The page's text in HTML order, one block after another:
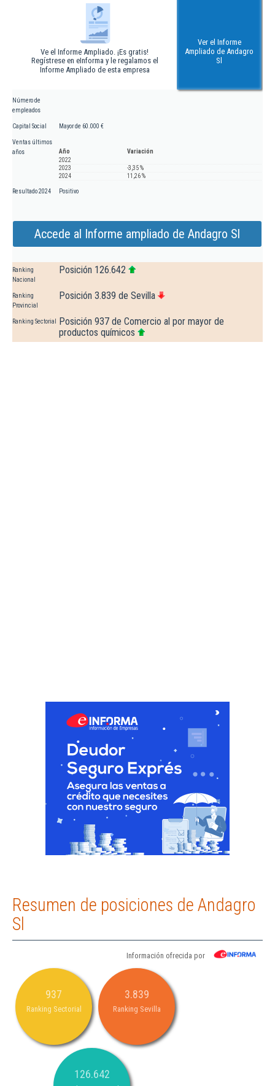
Ve el Informe Ampliado. ¡Es gratis!
Regístrese en eInforma y le regalamos el
Informe Ampliado de esta empresa
Ver el Informe
Ampliado de Andagro
Sl
Número de
empleados
Capital Social Mayor de 60.000 €
Ventas últimos
años
Año
Variación
2022
2023
-3,35 %
2024
11,26 %
Resultado 2024 Positivo
Accede al Informe ampliado de Andagro Sl
Ranking
Nacional
Posición 126.642
Ranking
Provincial
Posición 3.839 de Sevilla
Ranking Sectorial
Posición 937 de Comercio al por mayor de
productos químicos
Resumen de posiciones de Andagro
Sl
Información ofrecida por
937
Ranking Sectorial
3.839
Ranking Sevilla
126.642